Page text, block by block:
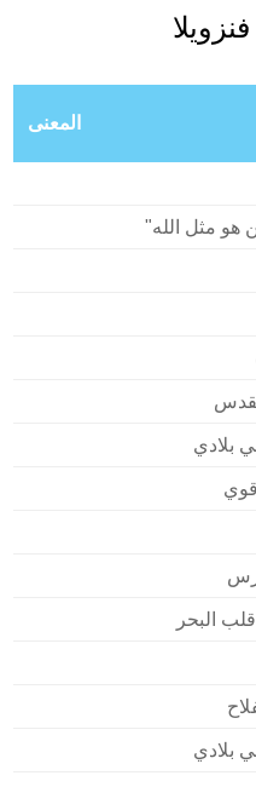
المعنى
هو مثل الله"
بلادي
البحر
بلادي